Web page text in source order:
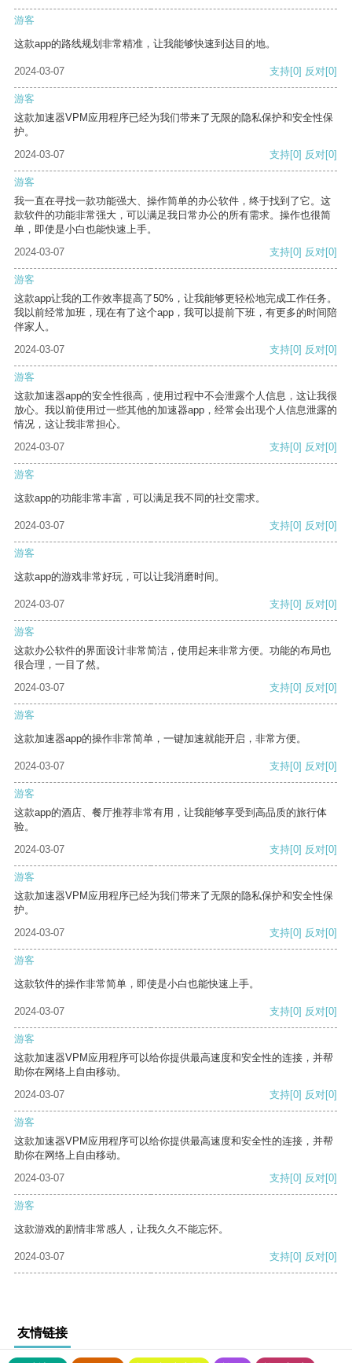
游客
这款app的路线规划非常精准，让我能够快速到达目的地。
2024-03-07 支持[0] 反对[0]
游客
这款加速器VPM应用程序已经为我们带来了无限的隐私保护和安全性保
护。
2024-03-07
支持[0] 反对[0]
游客
我一直在寻找一款功能强大、操作简单的办公软件，终于找到了它。这
款软件的功能非常强大，可以满足我日常办公的所有需求。操作也很简
单，即使是小白也能快速上手。
2024-03-07
支持[0] 反对[0]
游客
这款app让我的工作效率提高了50%，让我能够更轻松地完成工作任务。
我以前经常加班，现在有了这个app，我可以提前下班，有更多的时间陪
伴家人。
2024-03-07
支持[0] 反对[0]
游客
这款加速器app的安全性很高，使用过程中不会泄露个人信息，这让我很
放心。我以前使用过一些其他的加速器app，经常会出现个人信息泄露的
情况，这让我非常担心。
2024-03-07
支持[0] 反对[0]
游客
这款app的功能非常丰富，可以满足我不同的社交需求。
2024-03-07 支持[0] 反对[0]
游客
这款app的游戏非常好玩，可以让我消磨时间。
2024-03-07 支持[0] 反对[0]
游客
这款办公软件的界面设计非常简洁，使用起来非常方便。功能的布局也
很合理，一目了然。
2024-03-07
支持[0] 反对[0]
游客
这款加速器app的操作非常简单，一键加速就能开启，非常方便。
2024-03-07 支持[0] 反对[0]
游客
这款app的酒店、餐厅推荐非常有用，让我能够享受到高品质的旅行体
验。
2024-03-07
支持[0] 反对[0]
游客
这款加速器VPM应用程序已经为我们带来了无限的隐私保护和安全性保
护。
2024-03-07
支持[0] 反对[0]
游客
这款软件的操作非常简单，即使是小白也能快速上手。
2024-03-07 支持[0] 反对[0]
游客
这款加速器VPM应用程序可以给你提供最高速度和安全性的连接，并帮
助你在网络上自由移动。
2024-03-07
支持[0] 反对[0]
游客
这款加速器VPM应用程序可以给你提供最高速度和安全性的连接，并帮
助你在网络上自由移动。
2024-03-07
支持[0] 反对[0]
游客
这款游戏的剧情非常感人，让我久久不能忘怀。
2024-03-07 支持[0] 反对[0]
友情链接